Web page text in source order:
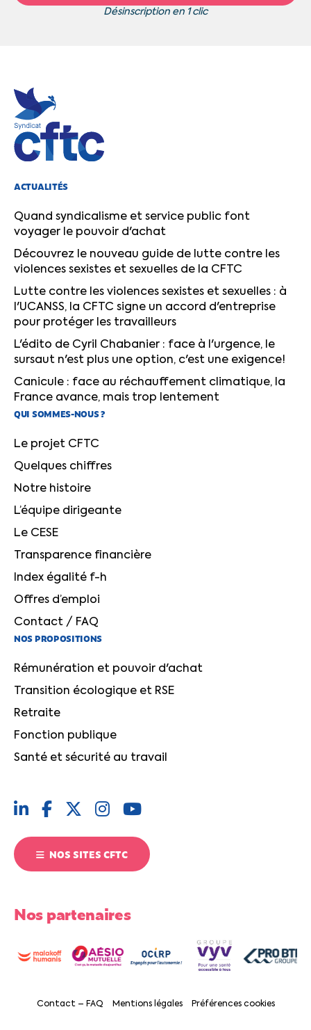
Désinscription en 1 clic
ACTUALITÉS
Quand syndicalisme et service public font
voyager le pouvoir d'achat
Découvrez le nouveau guide de lutte contre les
violences sexistes et sexuelles de la CFTC
Lutte contre les violences sexistes et sexuelles : à
l'UCANSS, la CFTC signe un accord d'entreprise
pour protéger les travailleurs
L'édito de Cyril Chabanier : face à l'urgence, le
sursaut n'est plus une option, c'est une exigence!
Canicule : face au réchauffement climatique, la
France avance, mais trop lentement
QUI SOMMES-NOUS ?
Le projet CFTC
Quelques chiffres
Notre histoire
L’équipe dirigeante
Le CESE
Transparence financière
Index égalité f-h
Offres d’emploi
Contact / FAQ
NOS PROPOSITIONS
Rémunération et pouvoir d'achat
Transition écologique et RSE
Retraite
Fonction publique
Santé et sécurité au travail
NOS SITES CFTC
Nos partenaires
Contact – FAQ Mentions légales Préférences cookies